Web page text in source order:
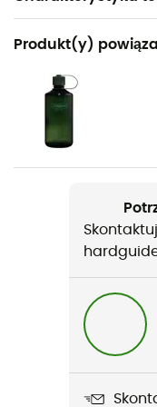
Polecane dla
Turystyka piesza
Rodzaj
Mężczyźni
Ciężar
Nazwa produktu
Vapor Vent™
Zastosowana
TechLite™ / Omni-
Produkt(y)